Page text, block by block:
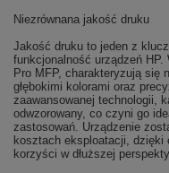
Niezrównana jakość druku
Jakość druku to jeden z
funkcjonalność urządzeń
Pro MFP, charakteryzują się
głębokimi kolorami oraz
zaawansowanej technologii,
odwzorowany, co czyni go
zastosowań. Urządzenie
kosztach eksploatacji,
korzyści w dłuższej